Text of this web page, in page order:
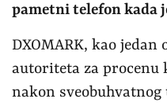
pametni telefon kada
DXOMARK, kao jedan
autoriteta za procenu
nakon